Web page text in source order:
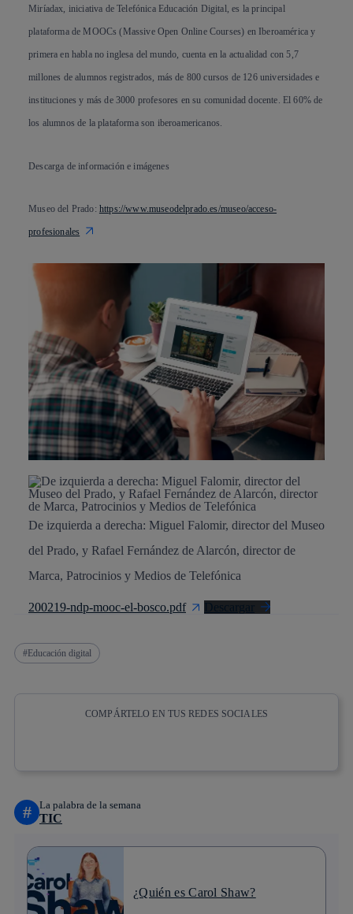
Miríadax, iniciativa de Telefónica Educación Digital, es la principal
plataforma de MOOCs (Massive Open Online Courses) en Iberoamérica y
primera en habla no inglesa del mundo, cuenta en la actualidad con 5,7
millones de alumnos registrados, más de 800 cursos de 126 universidades e
instituciones y más de 3000 profesores en su comunidad docente. El 60% de
los alumnos de la plataforma son iberoamericanos.
Descarga de información e imágenes
Museo del Prado: https://www.museodelprado.es/museo/acceso-
profesionales
De izquierda a derecha: Miguel Falomir, director del Museo
del Prado, y Rafael Fernández de Alarcón, director de
Marca, Patrocinios y Medios de Telefónica
200219-ndp-mooc-el-bosco.pdf Descargar
Educación digital
COMPÁRTELO EN TUS REDES SOCIALES
# La palabra de la semana
TIC
¿Quién es Carol Shaw?